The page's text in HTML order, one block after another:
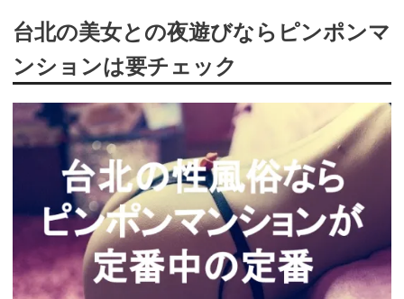
台北の美女との夜遊びならピンポンマ
ンションは要チェック